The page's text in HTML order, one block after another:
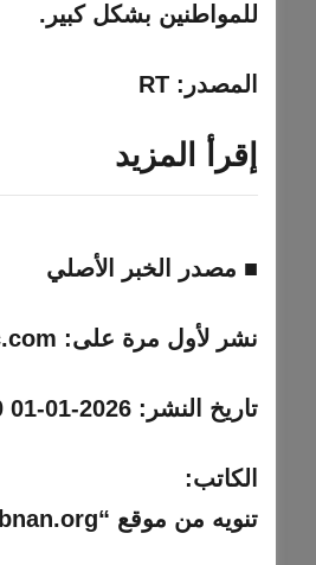
للمواطنين بشكل كبير.
المصدر: RT
إقرأ المزيد
■ مصدر الخبر الأصلي
نشر لأول مرة على:
تاريخ النشر: 2026-01-01 18:28:00
الكاتب:
تنويه من موقع “yalebnan.org”: